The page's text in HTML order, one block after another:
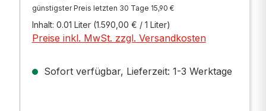
günstigster Preis letzten 30 Tage 15,90 €
Inhalt: 0.01 Liter (1.590,00 € / 1 Liter)
Preise inkl. MwSt. zzgl. Versandkosten
Sofort verfügbar, Lieferzeit: 1-3 Werktage